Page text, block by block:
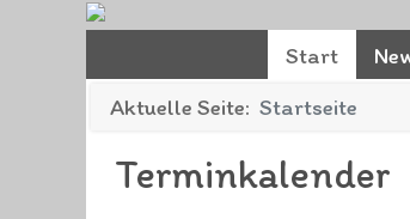
Start
Aktuelle Seite: Startseite
Terminkalender